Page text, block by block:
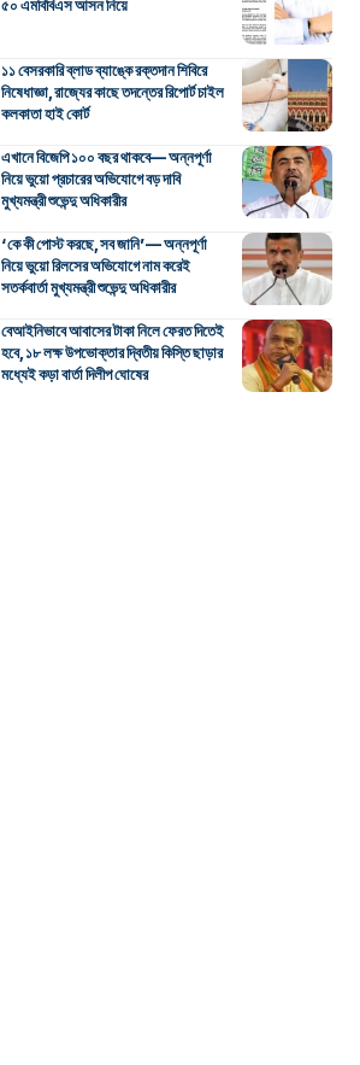
৫০ এমবিবিএস আসন নিয়ে
১১ বেসরকারি ব্লাড ব্যাঙ্কে রক্তদান শিবিরে
নিষেধাজ্ঞা, রাজ্যের কাছে তদন্তের রিপোর্ট চাইল
কলকাতা হাই কোর্ট
এখানে বিজেপি ১০০ বছর থাকবে— অন্নপূর্ণা
নিয়ে ভুয়ো প্রচারের অভিযোগে বড় দাবি
মুখ্যমন্ত্রী শুভেন্দু অধিকারীর
‘কে কী পোস্ট করছে, সব জানি’— অন্নপূর্ণা
নিয়ে ভুয়ো রিলসের অভিযোগে নাম করেই
সতর্কবার্তা মুখ্যমন্ত্রী শুভেন্দু অধিকারীর
বেআইনিভাবে আবাসের টাকা নিলে ফেরত দিতেই
হবে, ১৮ লক্ষ উপভোক্তার দ্বিতীয় কিস্তি ছাড়ার
মধ্যেই কড়া বার্তা দিলীপ ঘোষের